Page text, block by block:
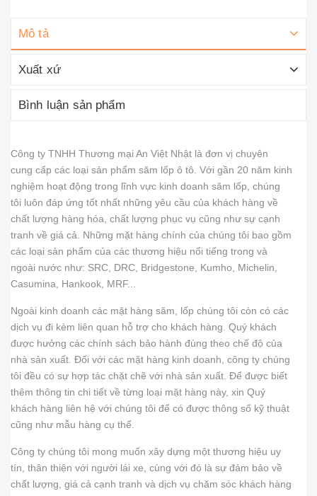
Mô tả
Xuất xứ
Bình luận sản phẩm
Công ty TNHH Thương mại An Việt Nhật là đơn vị chuyên
cung cấp các loại sản phẩm săm lốp ô tô. Với gần 20 năm kinh
nghiệm hoạt động trong lĩnh vực kinh doanh săm lốp, chúng
tôi luôn đáp ứng tốt nhất những yêu cầu của khách hàng về
chất lượng hàng hóa, chất lượng phục vụ cũng như sự cạnh
tranh về giá cả. Những mặt hàng chính của chúng tôi bao gồm
các loại sản phẩm của các thương hiệu nổi tiếng trong và
ngoài nước như: SRC, DRC, Bridgestone, Kumho, Michelin,
Casumina, Hankook, MRF...
Ngoài kinh doanh các mặt hàng săm, lốp chúng tôi còn có các
dịch vụ đi kèm liên quan hỗ trợ cho khách hàng. Quý khách
được hưởng các chính sách bảo hành đúng theo chế độ của
nhà sản xuất. Đối với các mặt hàng kinh doanh, công ty chúng
tôi đều có sự hợp tác chặt chẽ với nhà sản xuất. Để được biết
thêm thông tin chi tiết về từng loại mặt hàng này, xin Quý
khách hàng liên hệ với chúng tôi để có được thông số kỹ thuật
cũng như mẫu hàng cụ thể.
Công ty chúng tôi mong muốn xây dựng một thương hiệu uy
tín, thân thiện với người lái xe, cùng với đó là sự đảm bảo về
chất lượng, giá cả cạnh tranh và dịch vụ chăm sóc khách hàng